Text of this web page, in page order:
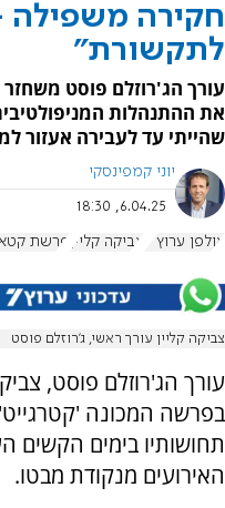
חקירה משפילה
לתקשורת"
את ההתנהלות
שהייתי עד לעבירה אעזור
יוני קמפינסקי
6.04.25, 18:30
אולפן ערוץ 7 צביקה קליין פרשת
צביקה קליין עורך ראשי, ג'רוזלם פוסט
עורך הג'רוזלם פוסט,
תחושותיו בימים הקשים
האירועים מנקודת מבטו.